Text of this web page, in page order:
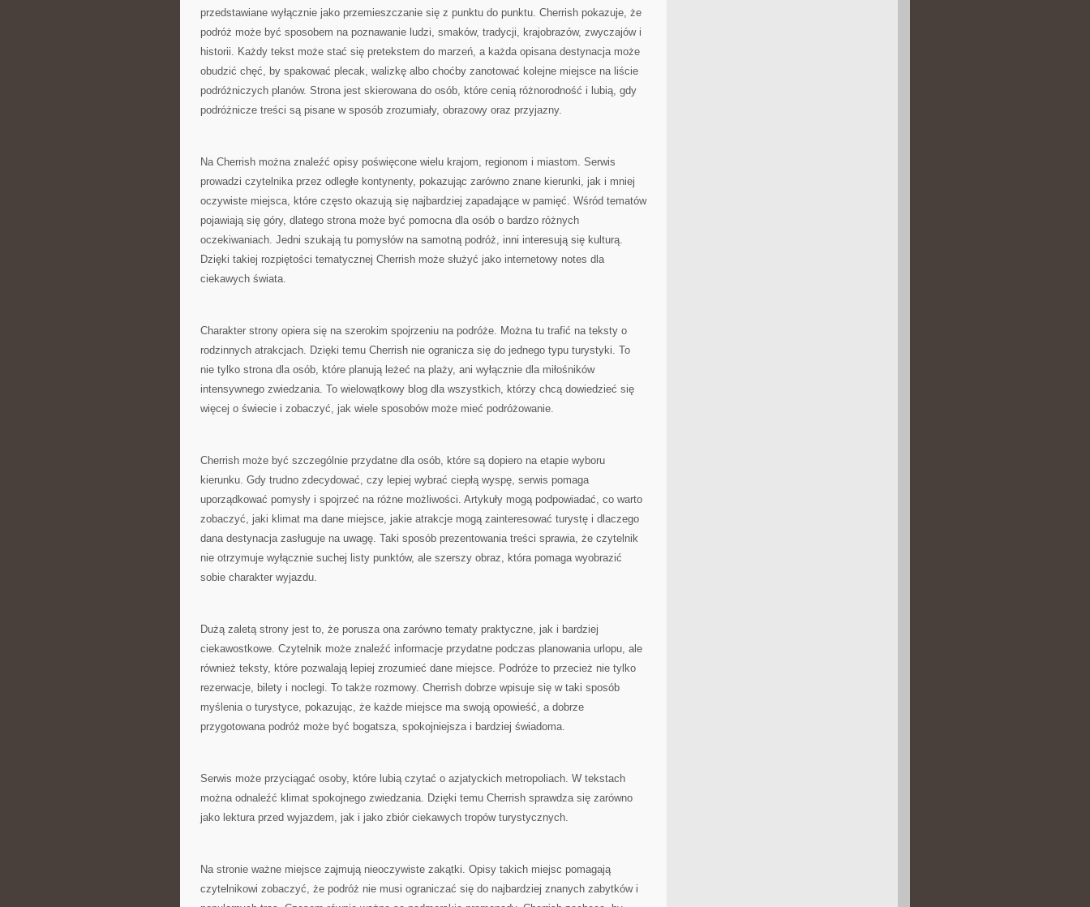
przedstawiane wyłącznie jako przemieszczanie się z punktu do punktu. Cherrish pokazuje, że
podróż może być sposobem na poznawanie ludzi, smaków, tradycji, krajobrazów, zwyczajów i
historii. Każdy tekst może stać się pretekstem do marzeń, a każda opisana destynacja może
obudzić chęć, by spakować plecak, walizkę albo choćby zanotować kolejne miejsce na liście
podróżniczych planów. Strona jest skierowana do osób, które cenią różnorodność i lubią, gdy
podróżnicze treści są pisane w sposób zrozumiały, obrazowy oraz przyjazny.
Na Cherrish można znaleźć opisy poświęcone wielu krajom, regionom i miastom. Serwis
prowadzi czytelnika przez odległe kontynenty, pokazując zarówno znane kierunki, jak i mniej
oczywiste miejsca, które często okazują się najbardziej zapadające w pamięć. Wśród tematów
pojawiają się góry, dlatego strona może być pomocna dla osób o bardzo różnych
oczekiwaniach. Jedni szukają tu pomysłów na samotną podróż, inni interesują się kulturą.
Dzięki takiej rozpiętości tematycznej Cherrish może służyć jako internetowy notes dla
ciekawych świata.
Charakter strony opiera się na szerokim spojrzeniu na podróże. Można tu trafić na teksty o
rodzinnych atrakcjach. Dzięki temu Cherrish nie ogranicza się do jednego typu turystyki. To
nie tylko strona dla osób, które planują leżeć na plaży, ani wyłącznie dla miłośników
intensywnego zwiedzania. To wielowątkowy blog dla wszystkich, którzy chcą dowiedzieć się
więcej o świecie i zobaczyć, jak wiele sposobów może mieć podróżowanie.
Cherrish może być szczególnie przydatne dla osób, które są dopiero na etapie wyboru
kierunku. Gdy trudno zdecydować, czy lepiej wybrać ciepłą wyspę, serwis pomaga
uporządkować pomysły i spojrzeć na różne możliwości. Artykuły mogą podpowiadać, co warto
zobaczyć, jaki klimat ma dane miejsce, jakie atrakcje mogą zainteresować turystę i dlaczego
dana destynacja zasługuje na uwagę. Taki sposób prezentowania treści sprawia, że czytelnik
nie otrzymuje wyłącznie suchej listy punktów, ale szerszy obraz, która pomaga wyobrazić
sobie charakter wyjazdu.
Dużą zaletą strony jest to, że porusza ona zarówno tematy praktyczne, jak i bardziej
ciekawostkowe. Czytelnik może znaleźć informacje przydatne podczas planowania urlopu, ale
również teksty, które pozwalają lepiej zrozumieć dane miejsce. Podróże to przecież nie tylko
rezerwacje, bilety i noclegi. To także rozmowy. Cherrish dobrze wpisuje się w taki sposób
myślenia o turystyce, pokazując, że każde miejsce ma swoją opowieść, a dobrze
przygotowana podróż może być bogatsza, spokojniejsza i bardziej świadoma.
Serwis może przyciągać osoby, które lubią czytać o azjatyckich metropoliach. W tekstach
można odnaleźć klimat spokojnego zwiedzania. Dzięki temu Cherrish sprawdza się zarówno
jako lektura przed wyjazdem, jak i jako zbiór ciekawych tropów turystycznych.
Na stronie ważne miejsce zajmują nieoczywiste zakątki. Opisy takich miejsc pomagają
czytelnikowi zobaczyć, że podróż nie musi ograniczać się do najbardziej znanych zabytków i